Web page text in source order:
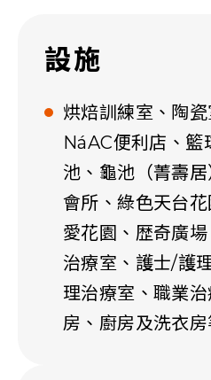
設施
烘焙訓練室、陶
NáAC便利店、籃
池、龜池（菁壽
會所、綠色天台
愛花園、歴奇廣
治療室、護士/護
理治療室、職業
房、廚房及洗衣房